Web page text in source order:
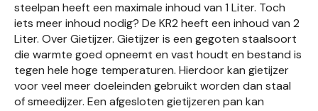
steelpan heeft een maximale inhoud van 1 Liter. Toch
iets meer inhoud nodig? De KR2 heeft een inhoud van 2
Liter. Over Gietijzer. Gietijzer is een gegoten staalsoort
die warmte goed opneemt en vast houdt en bestand is
tegen hele hoge temperaturen. Hierdoor kan gietijzer
voor veel meer doeleinden gebruikt worden dan staal
of smeedijzer. Een afgesloten gietijzeren pan kan